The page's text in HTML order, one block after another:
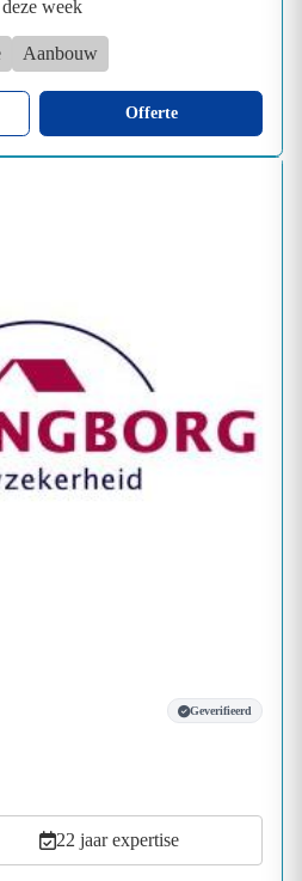
week
Aanbouw
Offerte
Geverifieerd
22 jaar expertise